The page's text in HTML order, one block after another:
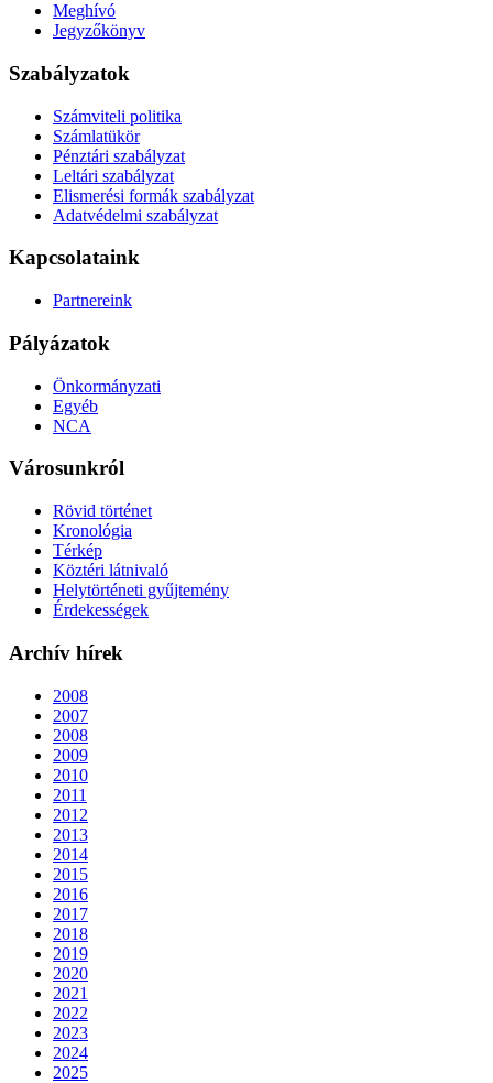
Meghívó
Jegyzőkönyv
Szabályzatok
Számviteli politika
Számlatükör
Pénztári szabályzat
Leltári szabályzat
Elismerési formák szabályzat
Adatvédelmi szabályzat
Kapcsolataink
Partnereink
Pályázatok
Önkormányzati
Egyéb
NCA
Városunkról
Rövid történet
Kronológia
Térkép
Köztéri látnivaló
Helytörténeti gyűjtemény
Érdekességek
Archív hírek
2008
2007
2008
2009
2010
2011
2012
2013
2014
2015
2016
2017
2018
2019
2020
2021
2022
2023
2024
2025